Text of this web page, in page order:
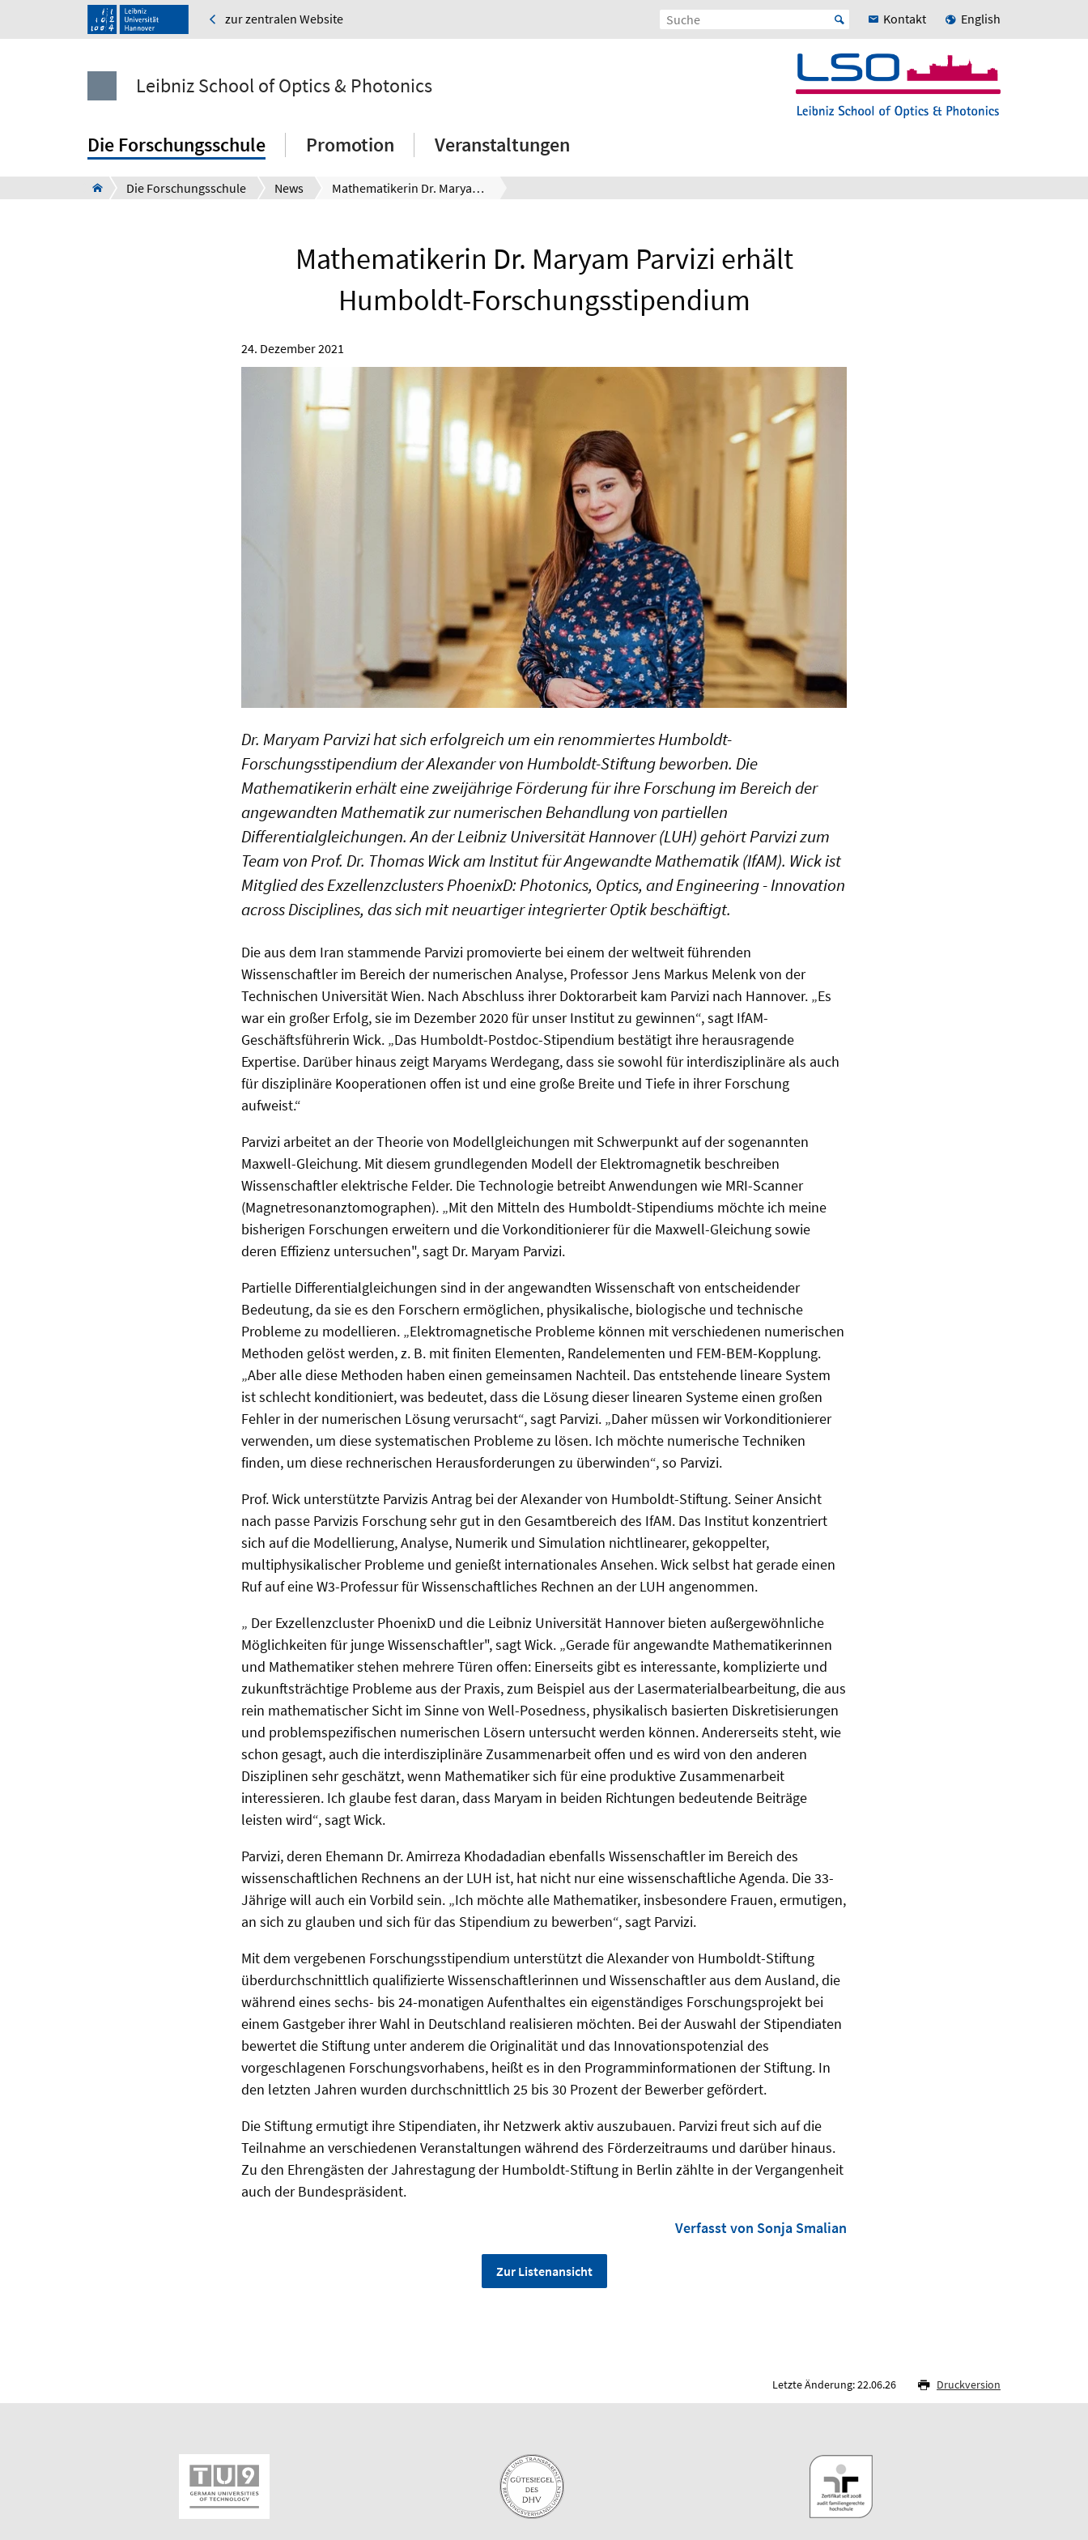
zur zentralen Website Kontakt English
Leibniz School of Optics & Photonics
Die Forschungsschule Promotion Veranstaltungen
Die Forschungsschule News Mathematikerin Dr. Maryam Parvizi erhält Humboldt-Forschungsstipendium
Mathematikerin Dr. Maryam Parvizi erhält
Humboldt-Forschungsstipendium
24. Dezember 2021
Dr. Maryam Parvizi hat sich erfolgreich um ein renommiertes Humboldt-
Forschungsstipendium der Alexander von Humboldt-Stiftung beworben. Die
Mathematikerin erhält eine zweijährige Förderung für ihre Forschung im Bereich der
angewandten Mathematik zur numerischen Behandlung von partiellen
Differentialgleichungen. An der Leibniz Universität Hannover (LUH) gehört Parvizi zum
Team von Prof. Dr. Thomas Wick am Institut für Angewandte Mathematik (IfAM). Wick ist
Mitglied des Exzellenzclusters PhoenixD: Photonics, Optics, and Engineering - Innovation
across Disciplines, das sich mit neuartiger integrierter Optik beschäftigt.
Die aus dem Iran stammende Parvizi promovierte bei einem der weltweit führenden
Wissenschaftler im Bereich der numerischen Analyse, Professor Jens Markus Melenk von der
Technischen Universität Wien. Nach Abschluss ihrer Doktorarbeit kam Parvizi nach Hannover. „Es
war ein großer Erfolg, sie im Dezember 2020 für unser Institut zu gewinnen“, sagt IfAM-
Geschäftsführerin Wick. „Das Humboldt-Postdoc-Stipendium bestätigt ihre herausragende
Expertise. Darüber hinaus zeigt Maryams Werdegang, dass sie sowohl für interdisziplinäre als auch
für disziplinäre Kooperationen offen ist und eine große Breite und Tiefe in ihrer Forschung
aufweist.“
Parvizi arbeitet an der Theorie von Modellgleichungen mit Schwerpunkt auf der sogenannten
Maxwell-Gleichung. Mit diesem grundlegenden Modell der Elektromagnetik beschreiben
Wissenschaftler elektrische Felder. Die Technologie betreibt Anwendungen wie MRI-Scanner
(Magnetresonanztomographen). „Mit den Mitteln des Humboldt-Stipendiums möchte ich meine
bisherigen Forschungen erweitern und die Vorkonditionierer für die Maxwell-Gleichung sowie
deren Effizienz untersuchen", sagt Dr. Maryam Parvizi.
Partielle Differentialgleichungen sind in der angewandten Wissenschaft von entscheidender
Bedeutung, da sie es den Forschern ermöglichen, physikalische, biologische und technische
Probleme zu modellieren. „Elektromagnetische Probleme können mit verschiedenen numerischen
Methoden gelöst werden, z. B. mit finiten Elementen, Randelementen und FEM-BEM-Kopplung.
„Aber alle diese Methoden haben einen gemeinsamen Nachteil. Das entstehende lineare System
ist schlecht konditioniert, was bedeutet, dass die Lösung dieser linearen Systeme einen großen
Fehler in der numerischen Lösung verursacht“, sagt Parvizi. „Daher müssen wir Vorkonditionierer
verwenden, um diese systematischen Probleme zu lösen. Ich möchte numerische Techniken
finden, um diese rechnerischen Herausforderungen zu überwinden“, so Parvizi.
Prof. Wick unterstützte Parvizis Antrag bei der Alexander von Humboldt-Stiftung. Seiner Ansicht
nach passe Parvizis Forschung sehr gut in den Gesamtbereich des IfAM. Das Institut konzentriert
sich auf die Modellierung, Analyse, Numerik und Simulation nichtlinearer, gekoppelter,
multiphysikalischer Probleme und genießt internationales Ansehen. Wick selbst hat gerade einen
Ruf auf eine W3-Professur für Wissenschaftliches Rechnen an der LUH angenommen.
„ Der Exzellenzcluster PhoenixD und die Leibniz Universität Hannover bieten außergewöhnliche
Möglichkeiten für junge Wissenschaftler", sagt Wick. „Gerade für angewandte Mathematikerinnen
und Mathematiker stehen mehrere Türen offen: Einerseits gibt es interessante, komplizierte und
zukunftsträchtige Probleme aus der Praxis, zum Beispiel aus der Lasermaterialbearbeitung, die aus
rein mathematischer Sicht im Sinne von Well-Posedness, physikalisch basierten Diskretisierungen
und problemspezifischen numerischen Lösern untersucht werden können. Andererseits steht, wie
schon gesagt, auch die interdisziplinäre Zusammenarbeit offen und es wird von den anderen
Disziplinen sehr geschätzt, wenn Mathematiker sich für eine produktive Zusammenarbeit
interessieren. Ich glaube fest daran, dass Maryam in beiden Richtungen bedeutende Beiträge
leisten wird“, sagt Wick.
Parvizi, deren Ehemann Dr. Amirreza Khodadadian ebenfalls Wissenschaftler im Bereich des
wissenschaftlichen Rechnens an der LUH ist, hat nicht nur eine wissenschaftliche Agenda. Die 33-
Jährige will auch ein Vorbild sein. „Ich möchte alle Mathematiker, insbesondere Frauen, ermutigen,
an sich zu glauben und sich für das Stipendium zu bewerben“, sagt Parvizi.
Mit dem vergebenen Forschungsstipendium unterstützt die Alexander von Humboldt-Stiftung
überdurchschnittlich qualifizierte Wissenschaftlerinnen und Wissenschaftler aus dem Ausland, die
während eines sechs- bis 24-monatigen Aufenthaltes ein eigenständiges Forschungsprojekt bei
einem Gastgeber ihrer Wahl in Deutschland realisieren möchten. Bei der Auswahl der Stipendiaten
bewertet die Stiftung unter anderem die Originalität und das Innovationspotenzial des
vorgeschlagenen Forschungsvorhabens, heißt es in den Programminformationen der Stiftung. In
den letzten Jahren wurden durchschnittlich 25 bis 30 Prozent der Bewerber gefördert.
Die Stiftung ermutigt ihre Stipendiaten, ihr Netzwerk aktiv auszubauen. Parvizi freut sich auf die
Teilnahme an verschiedenen Veranstaltungen während des Förderzeitraums und darüber hinaus.
Zu den Ehrengästen der Jahrestagung der Humboldt-Stiftung in Berlin zählte in der Vergangenheit
auch der Bundespräsident.
Verfasst von Sonja Smalian
Zur Listenansicht
Letzte Änderung: 22.06.26 Druckversion